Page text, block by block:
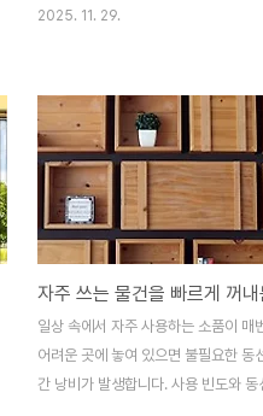
고 조금이라도 넓어 보이게 만드는 인
에 관심이 많았답니다. 이 글에서는 제
접 경험해보면서 터득한 인테리어 팁
어, 작은 공간을 넓게 보이게 하는 실
꾸미는 방법들을 알려드릴게요. 하나
라 하시다 보면 공간이 훨씬 더 넓고
게 느껴질 거예요.밝은 색상과 조명을
시각적인 확장작은 공간을 넓게 보이
는 데 가장 효과적인 방법은 바로 색상
명의 조화입니다. 특히 ..
2025. 11. 29.
일상 속에서 자주 사용하는 소품이 매
어려운 곳에 놓여 있으면 불필요한 동
간 낭비가 발생합니다. 사용 빈도와 동